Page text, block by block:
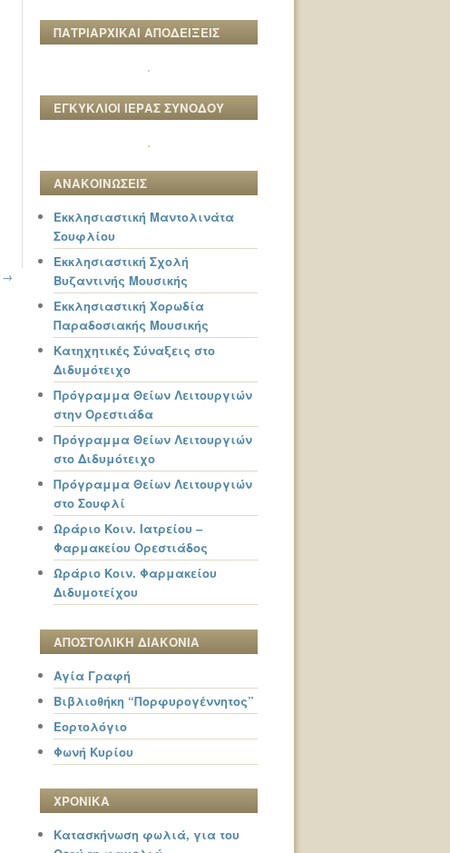
→
ΠΑΤΡΙΑΡΧΙΚΑΙ ΑΠΟΔΕΙΞΕΙΣ
ΕΓΚΥΚΛΙΟΙ ΙΕΡΑΣ ΣΥΝΟΔΟΥ
ΑΝΑΚΟΙΝΩΣΕΙΣ
Εκκλησιαστική Μαντολινάτα
Σουφλίου
Εκκλησιαστική Σχολή
Βυζαντινής Μουσικής
Εκκλησιαστική Χορωδία
Παραδοσιακής Μουσικής
Κατηχητικές Σύναξεις στο
Διδυμότειχο
Πρόγραμμα Θείων Λειτουργιών
στην Ορεστιάδα
Πρόγραμμα Θείων Λειτουργιών
στο Διδυμότειχο
Πρόγραμμα Θείων Λειτουργιών
στο Σουφλί
Ωράριο Κοιν. Ιατρείου –
Φαρμακείου Ορεστιάδος
Ωράριο Κοιν. Φαρμακείου
Διδυμοτείχου
ΑΠΟΣΤΟΛΙΚΗ ΔΙΑΚΟΝΙΑ
Αγία Γραφή
Βιβλιοθήκη “Πορφυρογέννητος”
Εορτολόγιο
Φωνή Κυρίου
ΧΡΟΝΙΚΑ
Κατασκήνωση φωλιά, για του